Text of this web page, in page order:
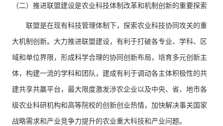
（二）推进联盟建设是农业科技体制改革和机制创新的重要探索
联盟是在现有科技管理体制下，探索农业科技协同攻关的重
大机制创新。大力推进联盟建设，有利于打破各专业、学科、区
域和单位界限，形成科学合理的协同创新布局，培育多元创新主
体，构建一流的学科和团队，建成有利于调动各主体积极性的共
建共享共赢平台，最大限度激发涉农企业以及中央、省、地市各
级农业科研机构和高等院校的创新创业热情，加快解决事关国家
战略需求和产业竞争力提升的农业重大科技和产业问题。